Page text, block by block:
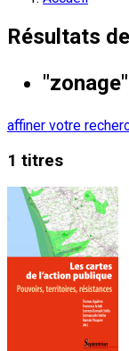
Résultats
"zonage"
affiner votre
1 titres